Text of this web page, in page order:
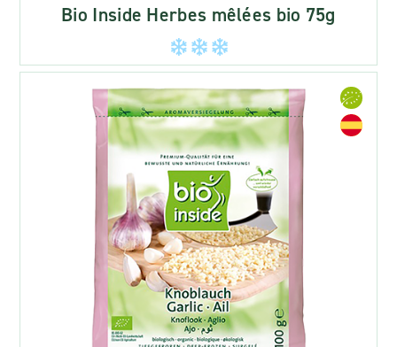
Bio Inside Herbes mêlées bio 75g